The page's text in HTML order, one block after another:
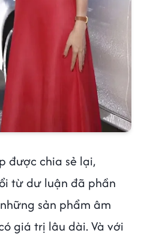
được chia sẻ lại,
từ dư luận đã phần
sản phẩm âm
giá trị lâu dài. Và với